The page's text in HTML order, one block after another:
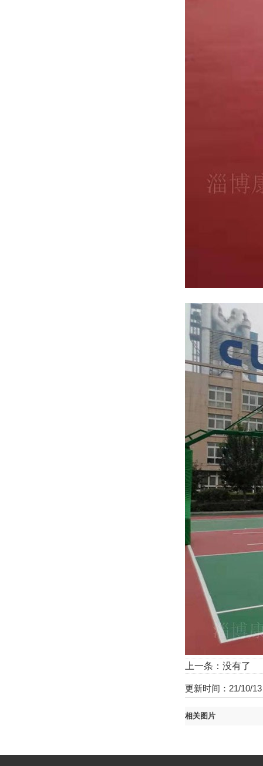
上一条：没有
更新时间：21/10/
相关图片